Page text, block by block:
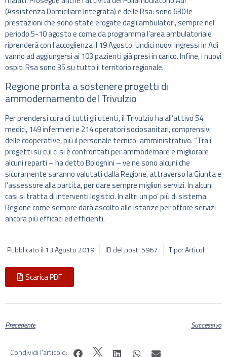
(Assistenza Domiciliare Integrata) e delle Rsa: sono 630 le
prestazioni che sono state erogate dagli ambulatori, sempre nel
periodo 5-10 agosto e come da programma l’area ambulatoriale
riprenderà con l’accoglienza il 19 Agosto. Undici nuovi ingressi in Adi
vanno ad aggiungersi ai 103 pazienti già presi in carico. Infine, i nuovi
ospiti Rsa sono 35 su tutto il territorio regionale.
Regione pronta a sostenere progetti di
ammodernamento del Trivulzio
Per prendersi cura di tutti gli utenti, il Trivulzio ha all’attivo 54
medici, 149 infermieri e 214 operatori sociosanitari, comprensivi
delle cooperative, più il personale tecnico-amministrativo. “Tra i
progetti su cui ci si è confrontati per ammodernare e migliorare
alcuni reparti – ha detto Bolognini – ve ne sono alcuni che
sicuramente saranno valutati dalla Regione, attraverso la Giunta e
l’assessore alla partita, per dare sempre migliori servizi. In alcuni
casi si tratta di interventi logistici. In altri un po’ più di sistema.
Regione come sempre darà ascolto alle istanze per offrire servizi
ancora più efficaci ed efficienti.
Pubblicato il 13 Agosto 2019 ID del post: 5967 Tipo: Articoli
Scarica PDF
Precedente Successivo
Condividi l'articolo: